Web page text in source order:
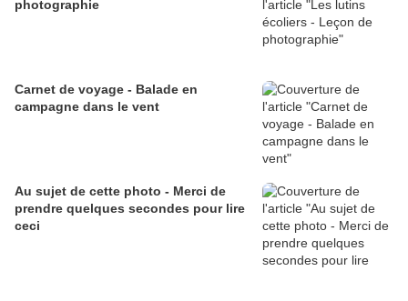
photographie
Carnet de voyage - Balade en
campagne dans le vent
Au sujet de cette photo - Merci de
prendre quelques secondes pour lire
ceci